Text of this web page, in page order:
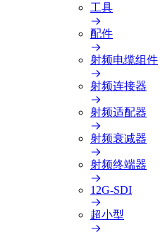
工具
配件
射频电缆组件
射频连接器
射频适配器
射频衰减器
射频终端器
12G-SDI
超小型